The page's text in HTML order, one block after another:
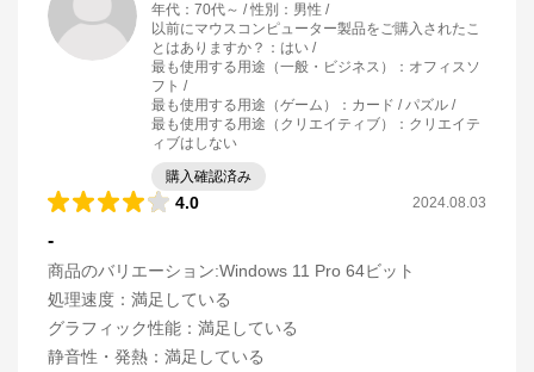
年代 ： 70代～ 性別 ： 男性
以前にマウスコンピューター製品をご購入されたこ
とはありますか？ ： はい
最も使用する用途（一般・ビジネス）
： オフィスソ
フト
最も使用する用途（ゲーム）
： カード / パズル
最も使用する用途（クリエイティブ）
： クリエイテ
ィブはしない
購入確認済み
4.0 2024.08.03
-
商品のバリエーション:Windows 11 Pro 64ビット
処理速度 ： 満足している
グラフィック性能 ： 満足している
静音性・発熱 ： 満足している